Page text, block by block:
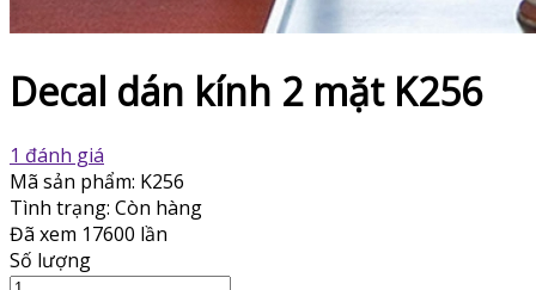
Decal dán kính 2 mặt K256
1 đánh giá
Mã sản phẩm: K256
Tình trạng: Còn hàng
Đã xem 17600 lần
Số lượng